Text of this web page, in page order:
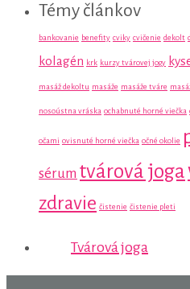
Témy článkov
bankovanie benefity cviky cvičenie dekolt
kolagén krk kurzy tvárovej jogy
masáž dekoltu masáže masáže tváre
nosoústna vráska ochabnuté horné viečka
očami ovisnuté horné viečka očné okolie
sérum tvárová joga
zdravie čistenie čistenie pleti
Tvárová joga